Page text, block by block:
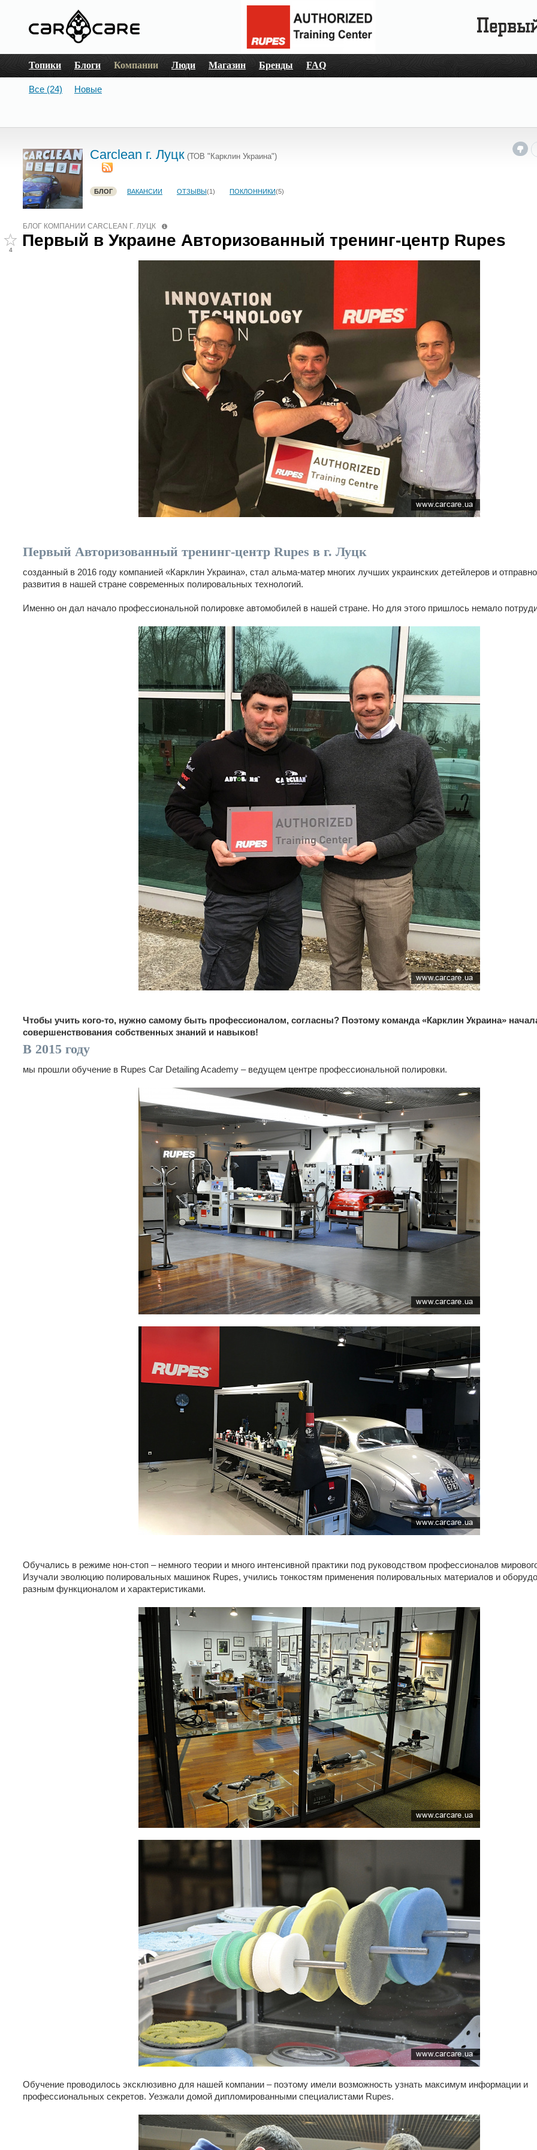
Топики Блоги Компании Люди Магазин Бренды FAQ
Все (24) Новые
Сarclean г. Луцк (ТОВ "Карклин Украина")
БЛОГ ВАКАНСИИ ОТЗЫВЫ(1) ПОКЛОННИКИ(5)
БЛОГ КОМПАНИИ СARCLEAN Г. ЛУЦК
4
Первый в Украине Авторизованный тренинг-центр Rupes
Первый Авторизованный тренинг-центр Rupes в г. Луцк
созданный в 2016 году компанией «Карклин Украина», стал альма-матер многих лучших украинских детейлеров и
развития в нашей стране современных полировальных технологий.
Именно он дал начало профессиональной полировке автомобилей в нашей стране. Но для этого пришлось немало
Чтобы учить кого-то, нужно самому быть профессионалом, согласны? Поэтому команда «Карклин Украина»
совершенствования собственных знаний и навыков!
В 2015 году
мы прошли обучение в Rupes Car Detailing Academy – ведущем центре профессиональной полировки.
Обучались в режиме нон-стоп – немного теории и много интенсивной практики под руководством профессионалов
Изучали эволюцию полировальных машинок Rupes, учились тонкостям применения полировальных материалов и
разным функционалом и характеристиками.
Обучение проводилось эксклюзивно для нашей компании – поэтому имели возможность узнать максимум информации и
профессиональных секретов. Уезжали домой дипломированными специалистами Rupes.